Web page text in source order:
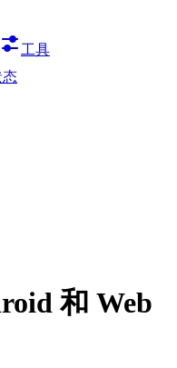
工具
态
和 Web